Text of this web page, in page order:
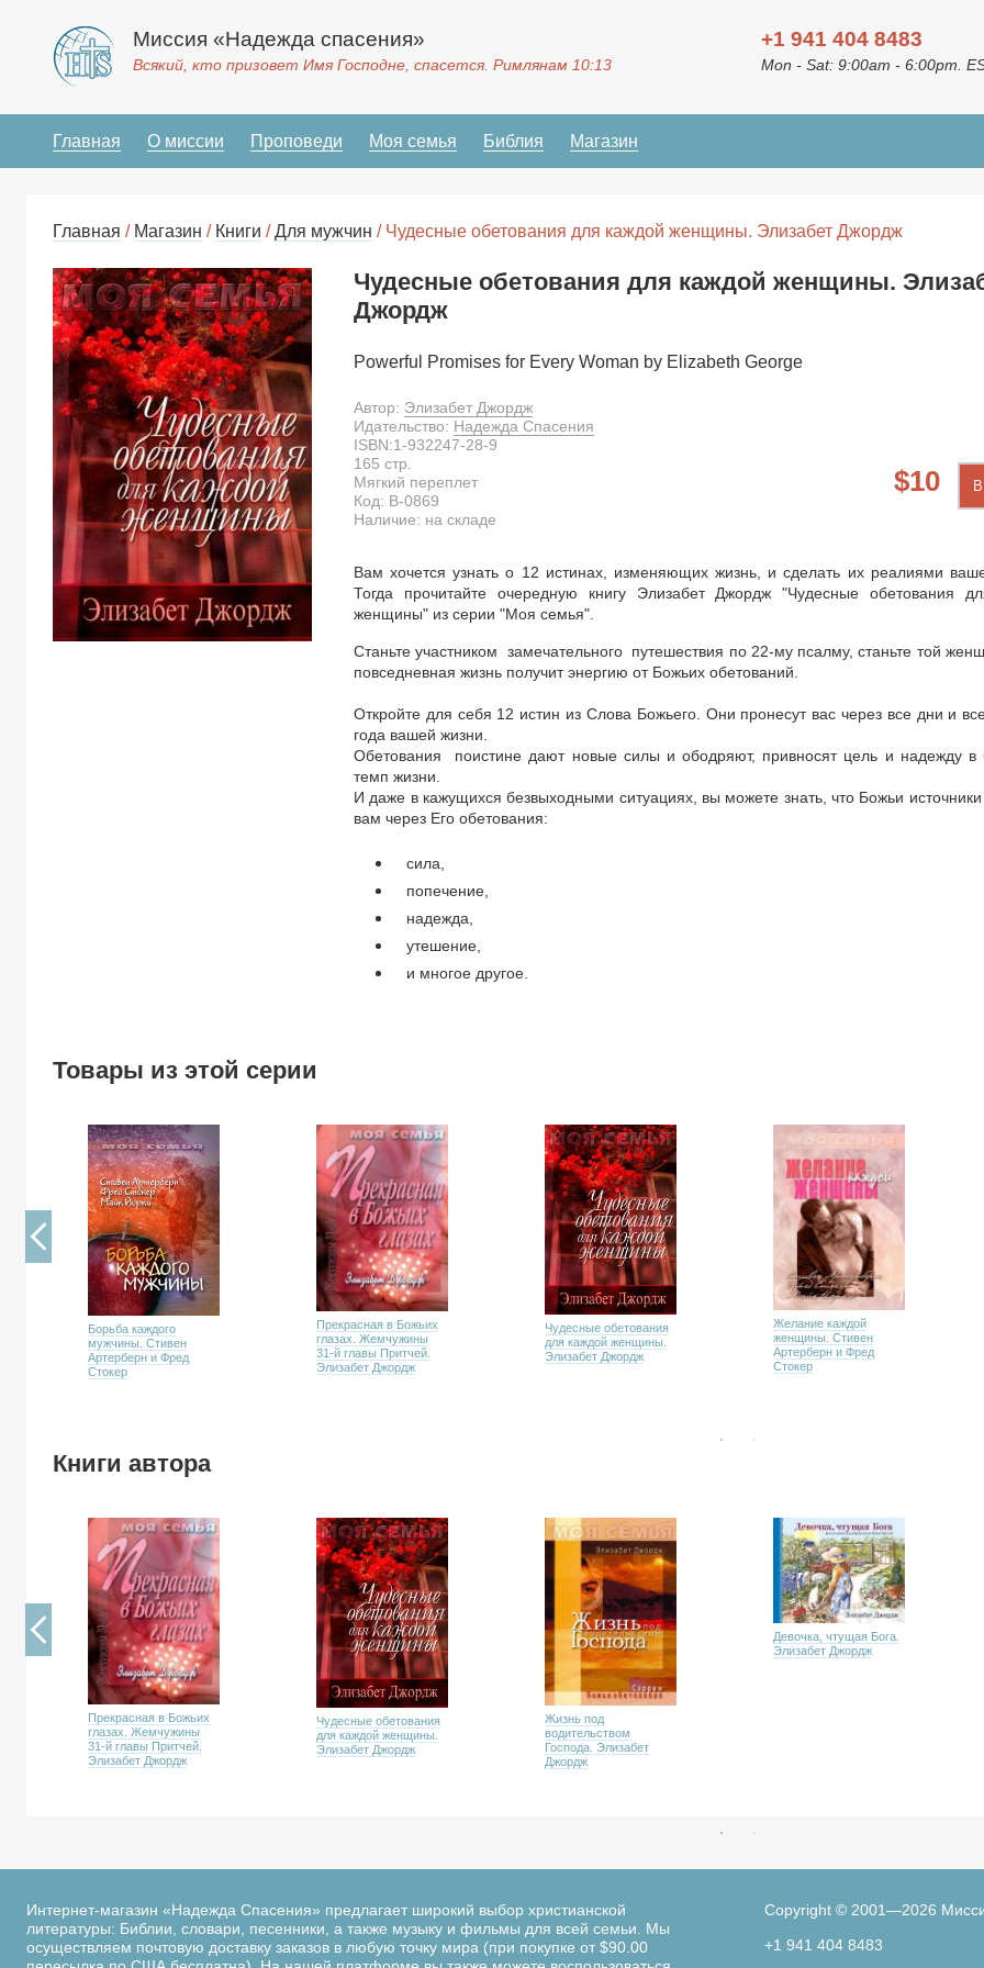
Миссия «Надежда спасения»
Всякий, кто призовет Имя Господне, спасется. Римлянам 10:13
+1 941 404 8483
Mon - Sat: 9:00am - 6:00pm.
Главная О миссии Проповеди Моя семья Библия Магазин
Главная / Магазин / Книги /Для мужчин / Чудесные обетования для каждой женщины. Элизабет Джордж
Чудесные обетования для каждой женщины.
Джордж
Powerful Promises for Every Woman by Elizabeth George
Автор: Элизабет Джордж
Идательство: Надежда Спасения
10
ISBN:1-932247-28-9
165 стр.
Мягкий переплет
Код: B-0869
Наличие: на складе
Вам хочется узнать о 12 истинах, изменяющих жизнь, и сделать их реалиями
Тогда прочитайте очередную книгу Элизабет Джордж "Чудесные обетования
женщины" из серии "Моя семья".
Станьте участником замечательного путешествия по 22-му псалму, станьте той
повседневная жизнь получит энергию от Божьих обетований.
Откройте для себя 12 истин из Слова Божьего. Они пронесут вас через все дни и
года вашей жизни.
Обетования поистине дают новые силы и ободряют, привносят цель и надежду в
темп жизни.
И даже в кажущихся безвыходными ситуациях, вы можете знать, что Божьи
вам через Его обетования:
сила,
попечение,
надежда,
утешение,
и многое другое.
Товары из этой серии
Борьба каждого
мужчины. Стивен
Артерберн и Фред
Стокер
Прекрасная в Божьих
глазах. Жемчужины
31-й главы Притчей.
Элизабет Джордж
Чудесные обетования
для каждой женщины.
Элизабет Джордж
Желание каждой
женщины. Стивен
Артерберн и Фред
Стокер
Книги автора
Прекрасная в Божьих
глазах. Жемчужины
31-й главы Притчей.
Элизабет Джордж
Чудесные обетования
для каждой женщины.
Элизабет Джордж
Жизнь под
водительством
Господа. Элизабет
Джордж
Девочка, чтущая Бога.
Элизабет Джордж
Интернет-магазин «Надежда Спасения» предлагает широкий выбор христианской
литературы: Библии, словари, песенники, а также музыку и фильмы для всей семьи. Мы
осуществляем почтовую доставку заказов в любую точку мира (при покупке от $90.00
Copyright © 2001—2026
+1 941 404 8483